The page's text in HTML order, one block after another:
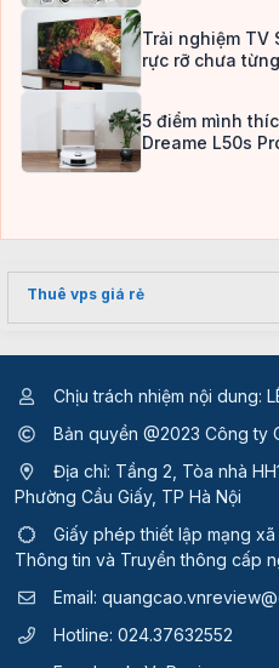
Trải nghiệm TV
rực rỡ chưa
5 điểm mình
Dreame L50s
Thuê vps giá rẻ
Chịu trách nhiệm nội dung:
Bản quyền @2023 Công ty
Địa chỉ: Tầng 2, Tòa nhà
Phường Cầu Giấy, TP Hà Nội
Giấy phép thiết lập mạng
Thông tin và Truyền thông cấp
Email:
Hotline: 024.37632552